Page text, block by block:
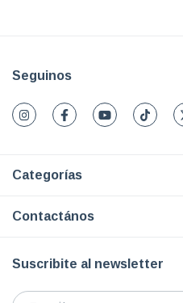
Seguinos
Categorías
Contactános
Suscribite al newsletter